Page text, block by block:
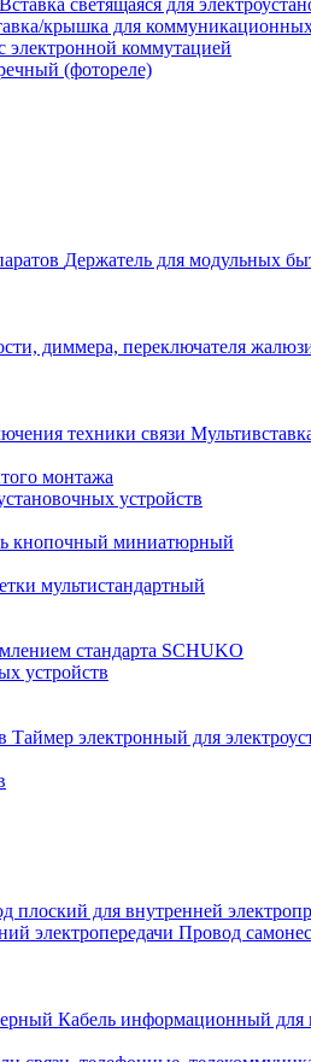
Вставка светящаяся для
крышка для
электронной коммутацией
(фотореле)
Держатель для модульных
монтажа
устройств
кнопочный миниатюрный
мультистандартный
стандарта SCHUKO
устройств
Таймер электронный для
плоский для внутренней
Провод
Кабель информационный для